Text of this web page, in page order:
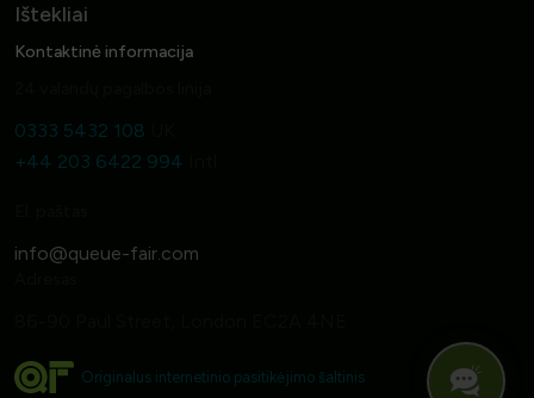
Ištekliai
Kontaktinė informacija
0333 5432 108
+44 203 6422 994
Originalus internetinio pasitikėjimo šaltinis